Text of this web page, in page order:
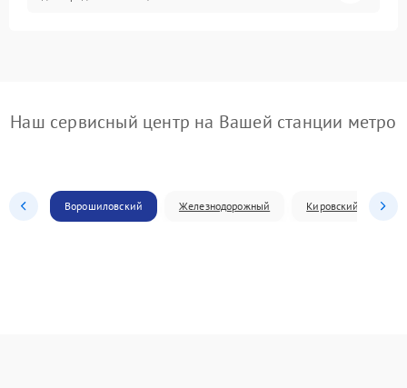
Наш сервисный центр на Вашей станции метро
Ворошиловский Железнодорожный Кировский